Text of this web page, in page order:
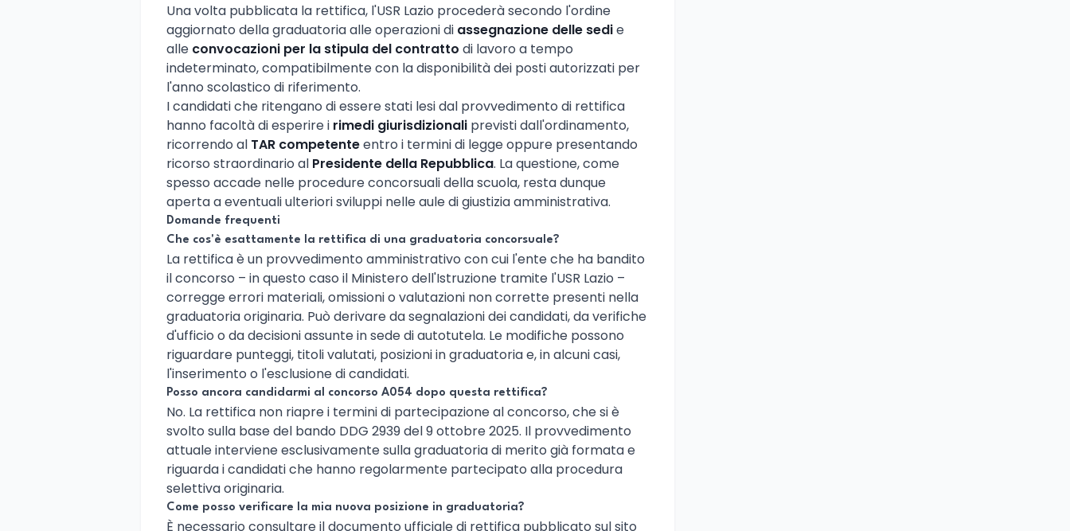
Una volta pubblicata la rettifica, l'USR Lazio procederà secondo l'ordine
aggiornato della graduatoria alle operazioni di assegnazione delle sedie
alle convocazioni per la stipula del contratto di lavoro a tempo
indeterminato, compatibilmente con la disponibilità dei posti autorizzati per
l'anno scolastico di riferimento.
I candidati che ritengano di essere stati lesi dal provvedimento di rettifica
hanno facoltà di esperire i rimedi giurisdizionali previsti dall'ordinamento,
ricorrendo al TAR competenteentro i termini di legge oppure presentando
ricorso straordinario al Presidente della Repubblica. La questione, come
spesso accade nelle procedure concorsuali della scuola, resta dunque
aperta a eventuali ulteriori sviluppi nelle aule di giustizia amministrativa.
Domande frequenti
Che cos'è esattamente la rettifica di una graduatoria concorsuale?
La rettifica è un provvedimento amministrativo con cui l'ente che ha bandito
il concorso – in questo caso il Ministero dell'Istruzione tramite l'USR Lazio –
corregge errori materiali, omissioni o valutazioni non corrette presenti nella
graduatoria originaria. Può derivare da segnalazioni dei candidati, da verifiche
d'ufficio o da decisioni assunte in sede di autotutela. Le modifiche possono
riguardare punteggi, titoli valutati, posizioni in graduatoria e, in alcuni casi,
l'inserimento o l'esclusione di candidati.
Posso ancora candidarmi al concorso A054 dopo questa rettifica?
No. La rettifica non riapre i termini di partecipazione al concorso, che si è
svolto sulla base del bando DDG 2939 del 9 ottobre 2025. Il provvedimento
attuale interviene esclusivamente sulla graduatoria di merito già formata e
riguarda i candidati che hanno regolarmente partecipato alla procedura
selettiva originaria.
Come posso verificare la mia nuova posizione in graduatoria?
È necessario consultare il documento ufficiale di rettifica pubblicato sul sito